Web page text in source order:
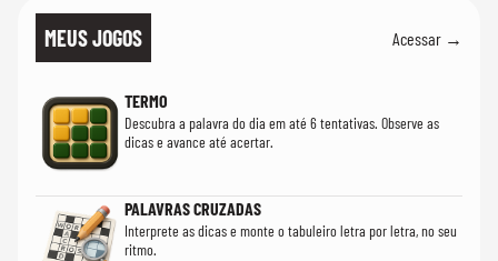
MEUS JOGOS Acessar →
TERMO
Descubra a palavra do dia em até 6 tentativas. Observe as
dicas e avance até acertar.
PALAVRAS CRUZADAS
Interprete as dicas e monte o tabuleiro letra por letra, no seu
ritmo.